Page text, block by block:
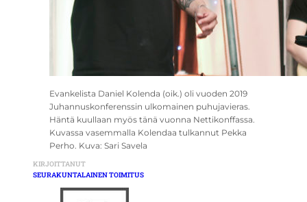
Evankelista Daniel Kolenda (oik.) oli vuoden 2019
Juhannuskonferenssin ulkomainen puhujavieras.
Häntä kuullaan myös tänä vuonna Nettikonffassa.
Kuvassa vasemmalla Kolendaa tulkannut Pekka
Perho. Kuva: Sari Savela
KIRJOITTANUT
SEURAKUNTALAINEN TOIMITUS